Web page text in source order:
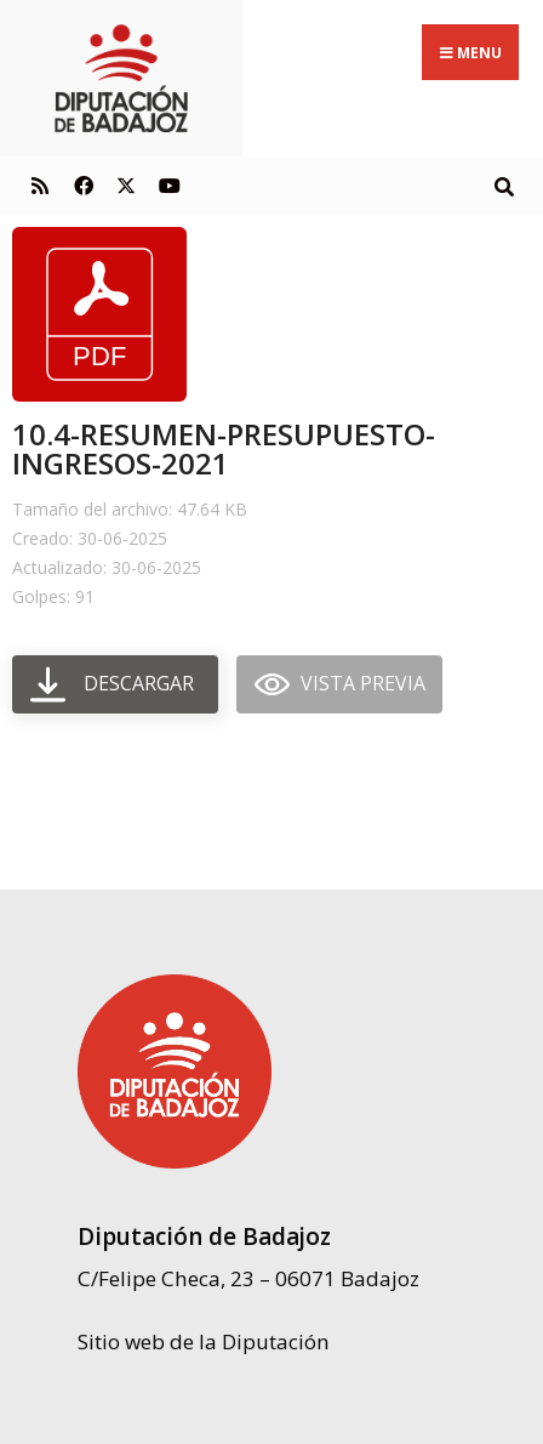
MENU
10.4-RESUMEN-PRESUPUESTO-
INGRESOS-2021
Tamaño del archivo: 47.64 KB
Creado: 30-06-2025
Actualizado: 30-06-2025
Golpes: 91
DESCARGAR VISTA PREVIA
Diputación de Badajoz
C/Felipe Checa, 23 – 06071 Badajoz
Sitio web de la Diputación